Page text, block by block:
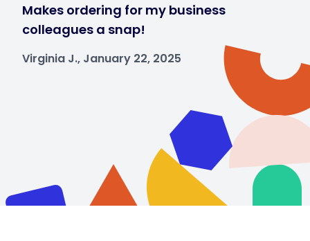
Makes ordering for my business
colleagues a snap!
Virginia J., January 22, 2025